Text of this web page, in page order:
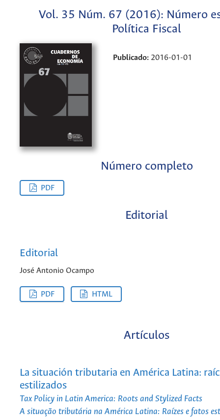
Vol. 35 Núm. 67 (2016): Número
Política Fiscal
Publicado: 2016-01-01
Número completo
PDF
Editorial
Editorial
José Antonio Ocampo
PDF HTML
Artículos
La situación tributaria en América Latina:
estilizados
Tax Policy in Latin America: Roots and Stylized Facts
A situação tributária na América Latina: Raízes e fatos